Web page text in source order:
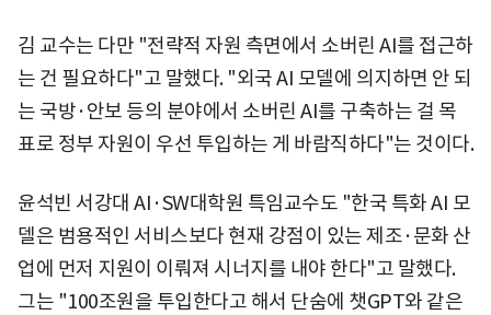
김 교수는 다만 "전략적 자원 측면에서 소버린 AI를 접근하
는 건 필요하다"고 말했다. "외국 AI 모델에 의지하면 안 되
는 국방·안보 등의 분야에서 소버린 AI를 구축하는 걸 목
표로 정부 자원이 우선 투입하는 게 바람직하다"는 것이다.
윤석빈 서강대 AI·SW대학원 특임교수도 "한국 특화 AI 모
델은 범용적인 서비스보다 현재 강점이 있는 제조·문화 산
업에 먼저 지원이 이뤄져 시너지를 내야 한다"고 말했다.
그는 "100조원을 투입한다고 해서 단숨에 챗GPT와 같은